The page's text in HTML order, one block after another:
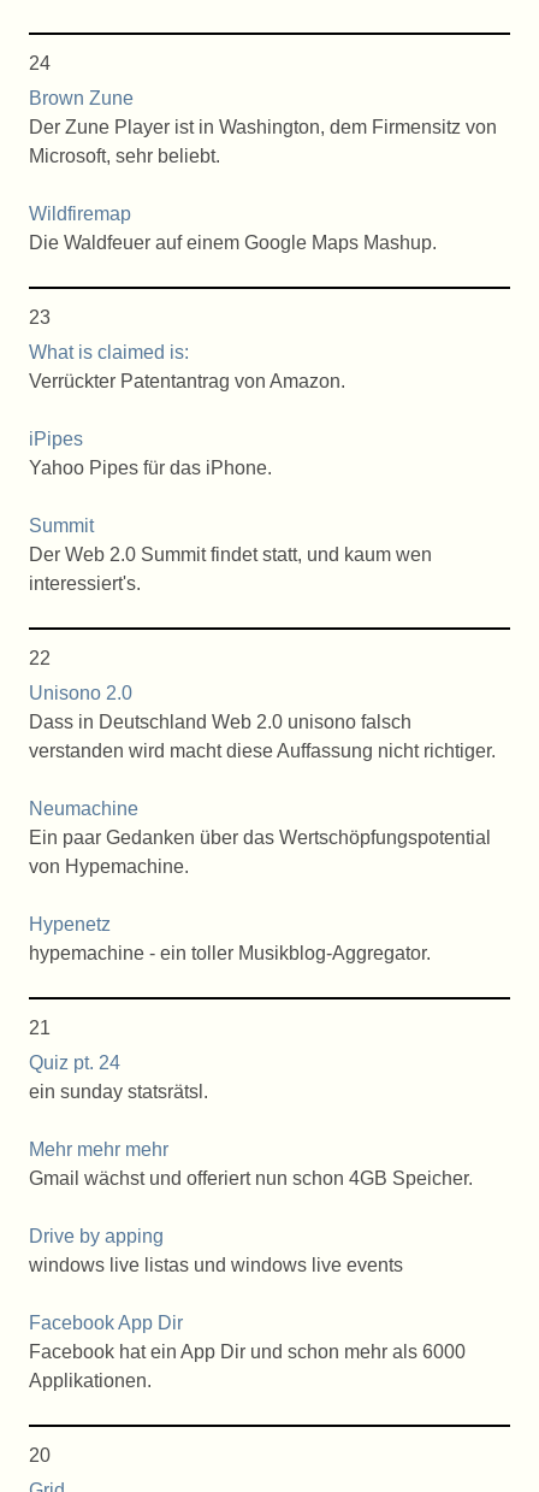
24
Brown Zune
Der Zune Player ist in Washington, dem Firmensitz von
Microsoft, sehr beliebt.
Wildfiremap
Die Waldfeuer auf einem Google Maps Mashup.
23
What is claimed is:
Verrückter Patentantrag von Amazon.
iPipes
Yahoo Pipes für das iPhone.
Summit
Der Web 2.0 Summit findet statt, und kaum wen
interessiert's.
22
Unisono 2.0
Dass in Deutschland Web 2.0 unisono falsch
verstanden wird macht diese Auffassung nicht richtiger.
Neumachine
Ein paar Gedanken über das Wertschöpfungspotential
von Hypemachine.
Hypenetz
hypemachine - ein toller Musikblog-Aggregator.
21
Quiz pt. 24
ein sunday statsrätsl.
Mehr mehr mehr
Gmail wächst und offeriert nun schon 4GB Speicher.
Drive by apping
windows live listas und windows live events
Facebook App Dir
Facebook hat ein App Dir und schon mehr als 6000
Applikationen.
20